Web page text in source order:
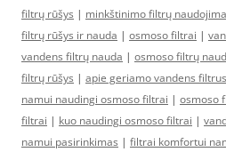
filtrų rūšys | minkštinimo filtrų
filtrų rūšys ir nauda | osmoso filtrai |
vandens filtrų nauda | osmoso filtrų
filtrų rūšys | apie geriamo vandens filtrus
namui naudingi osmoso filtrai | osmoso
filtrai | kuo naudingi osmoso filtrai |
namui pasirinkimas | filtrai komfortui